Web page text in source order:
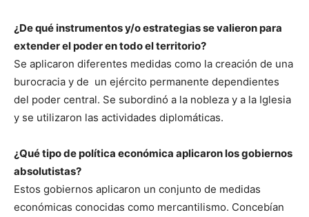
¿De qué instrumentos y/o estrategias se valieron para
extender el poder en todo el territorio?
Se aplicaron diferentes medidas como la creación de una
burocracia y de un ejército permanente dependientes
del poder central. Se subordinó a la nobleza y a la Iglesia
y se utilizaron las actividades diplomáticas.
¿Qué tipo de política económica aplicaron los gobiernos
absolutistas?
Estos gobiernos aplicaron un conjunto de medidas
económicas conocidas como mercantilismo. Concebían